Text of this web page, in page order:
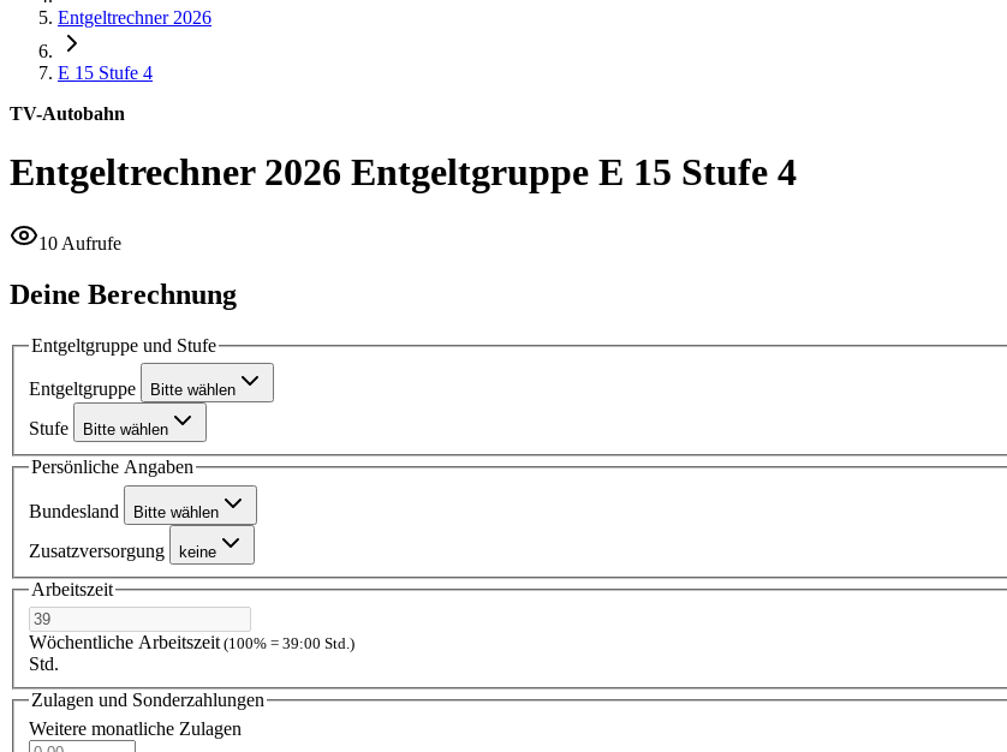
Entgeltrechner 2026
E 15 Stufe 4
TV-Autobahn
Entgeltrechner 2026 Entgeltgruppe E 15 Stufe 4
10 Aufrufe
Deine Berechnung
Entgeltgruppe und Stufe
Entgeltgruppe Bitte wählen
Stufe Bitte wählen
Persönliche Angaben
Bundesland Bitte wählen
Zusatzversorgung keine
Arbeitszeit
Wöchentliche Arbeitszeit(100% = 39:00 Std.)
Std.
Zulagen und Sonderzahlungen
Weitere monatliche Zulagen